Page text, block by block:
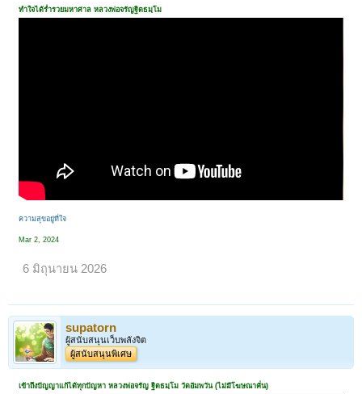
ทำใจได้ร่ำรวยมหาศาล หลวงพ่อจรัญฐิตธมฺโม
ความสุขอยู่ที่ใจ
Mar 2, 2024
6 มิถุนายน 2026
supatorn
ผู้สนับสนุนเว็บพลังจิต
ผู้สนับสนุนพิเศษ
เข้าถึงปัญญาแก้ได้ทุกปัญหา หลวงพ่อจรัญ ฐิตธมฺโม วัดอัมพวัน (ไม่มีโฆษณาคั่น)